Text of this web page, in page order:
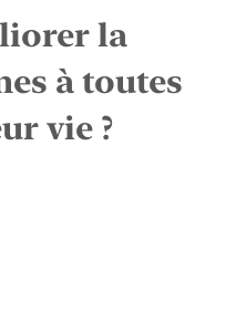
la
à toutes
vie ?